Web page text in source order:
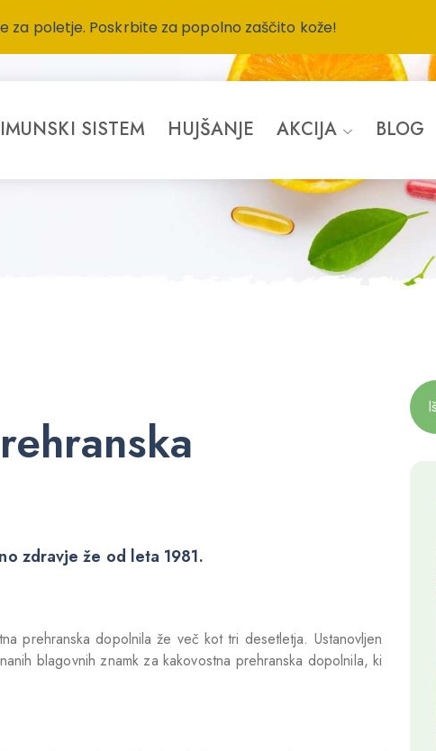
IMUNSKI SISTEM HUJŠANJE AKCIJA BLOG
zdravje že od leta 1981.
prehranska dopolnila že več kot tri desetletja. Ustanovljen
blagovnih znamk za kakovostna prehranska dopolnila, ki
za poletje. Poskrbite za popolno zaščito kože!